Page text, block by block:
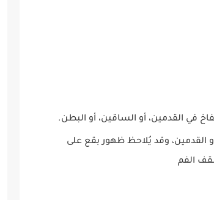
في القدمين، أو الساقين، أو البطن.
القدمين، وقد يُلاحظ ظهور بقع على
الفم